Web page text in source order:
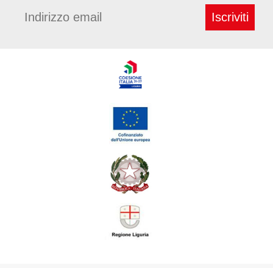
Iscriviti